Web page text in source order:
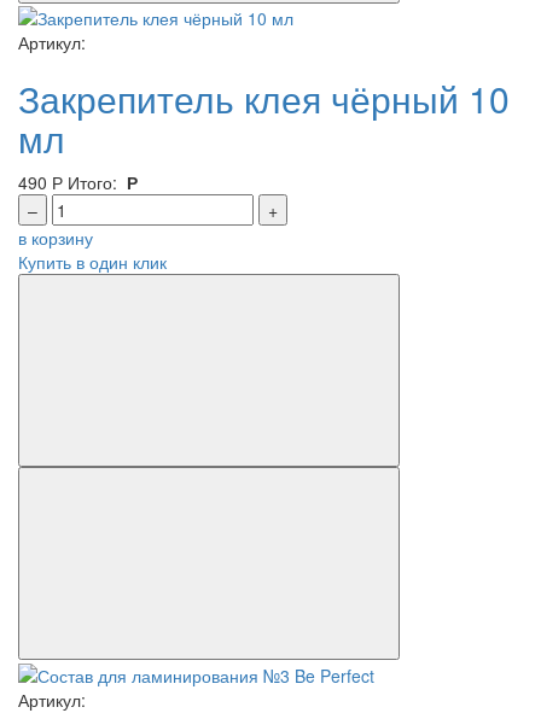
Артикул:
Закрепитель клея чёрный 10
мл
490 Р Итого: Р
–
+
в корзину
Купить в один клик
Артикул: